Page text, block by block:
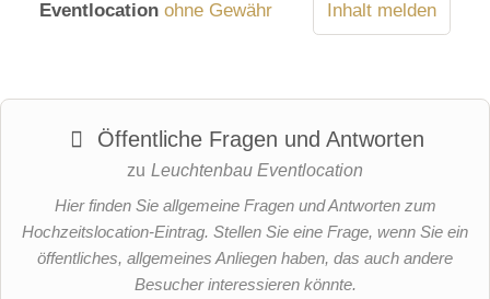
Eventlocation ohne Gewähr Inhalt melden
Öffentliche Fragen und Antworten
zu Leuchtenbau Eventlocation
Hier finden Sie allgemeine Fragen und Antworten zum
Hochzeitslocation-Eintrag. Stellen Sie eine Frage, wenn Sie ein
öffentliches, allgemeines Anliegen haben, das auch andere
Besucher interessieren könnte.